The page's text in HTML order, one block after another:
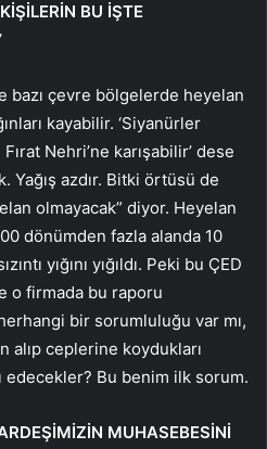
BU İŞTE
bazı çevre bölgelerde heyelan
kayabilir. ‘Siyanürler
Nehri’ne karışabilir’ dese
Yağış azdır. Bitki örtüsü de
olmayacak” diyor. Heyelan
dönümden fazla alanda 10
yığını yığıldı. Peki bu ÇED
o firmada bu raporu
bir sorumluluğu var mı,
alıp ceplerine koydukları
edecekler? Bu benim ilk sorum.
MUHASEBESİNİ